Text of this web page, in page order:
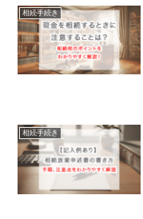
相続手続き
相続手続き